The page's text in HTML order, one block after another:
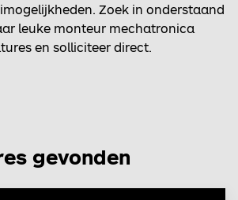
Zoek in onderstaand
leuke monteur mechatronica
en solliciteer direct.
gevonden